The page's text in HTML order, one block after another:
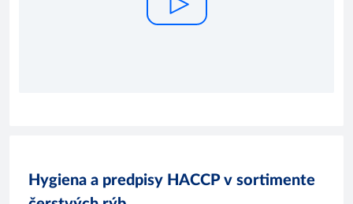
Hygiena a predpisy HACCP v sortimente